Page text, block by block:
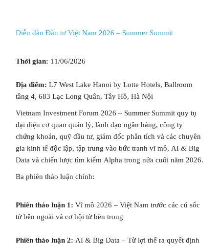
Diễn đàn Đầu tư Việt Nam 2026 – Summer Summit
Thời gian: 11/06/2026
Địa điểm: L7 West Lake Hanoi by Lotte Hotels, Ballroom
tầng 4, 683 Lạc Long Quân, Tây Hồ, Hà Nội
Vietnam Investment Forum 2026 – Summer Summit quy tụ
đại diện cơ quan quản lý, lãnh đạo ngân hàng, công ty
chứng khoán, quỹ đầu tư, giám đốc phân tích và các chuyên
gia kinh tế độc lập, tập trung vào bức tranh vĩ mô, AI & Big
Data và chiến lược tìm kiếm Alpha trong nửa cuối năm 2026.
Ba phiên thảo luận chính:
Phiên thảo luận 1: Vĩ mô 2026 – Việt Nam trước các cú sốc
từ bên ngoài và cơ hội từ bên trong
Phiên thảo luận 2: AI & Big Data – Từ lợi thế ra quyết định